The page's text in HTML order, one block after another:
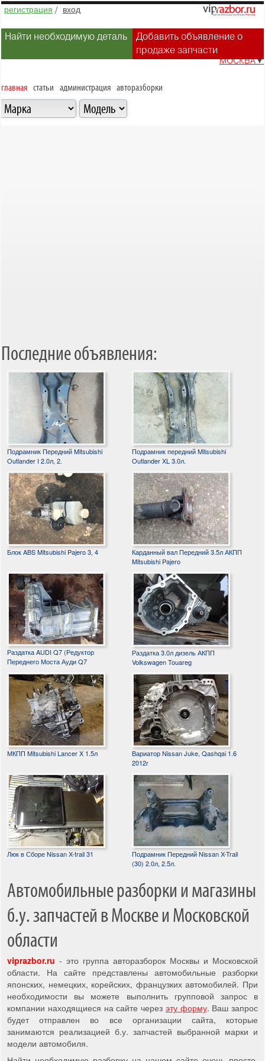
регистрация / вход
Найти необходимую деталь
Добавить объявление о
продаже запчасти
МОСКВА▼
главная статьи администрация авторазборки
Последние объявления:
Подрамник Передний Mitsubishi
Outlander I 2.0л, 2.
Подрамник передний Mitsubishi
Outlander XL 3.0л.
Блок ABS Mitsubishi Pajero 3, 4
Карданный вал Передний 3.5л АКПП
Mitsubishi Pajero
Раздатка AUDI Q7 (Редуктор
Переднего Моста Ауди Q7
Раздатка 3.0л дизель АКПП
Volkswagen Touareg
МКПП Mitsubishi Lancer X 1.5л
Вариатор Nissan Juke, Qashqai 1.6
2012г
Люк в Сборе Nissan X-trail 31
Подрамник Передний Nissan X-Trail
(30) 2.0л, 2.5л.
Автомобильные разборки и магазины
б.у. запчастей в Москве и Московской
области
viprazbor.ru - это группа авторазборок Москвы и Московской
области. На сайте представлены автомобильные разборки
японских, немецких, корейских, французких автомобилей. При
необходимости вы можете выполнить групповой запрос в
компании находящиеся на сайте через эту форму. Ваш запрос
будет отправлен во все организации сайта, которые
занимаются реализацией б.у. запчастей выбранной марки и
модели автомобиля.